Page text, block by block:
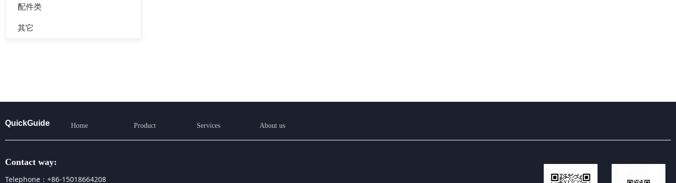
配件类
其它
QuickGuide Home Product Services About us
Contact way:
Telephone：+86-15018664208